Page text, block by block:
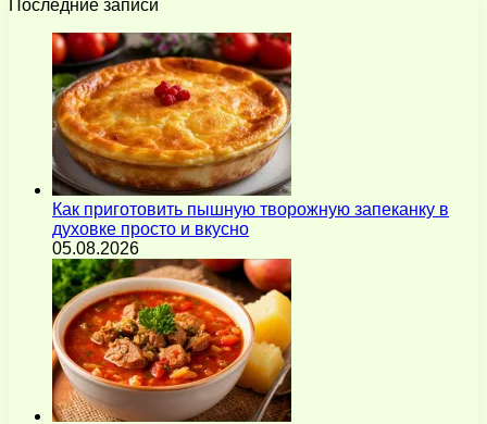
Последние записи
Как приготовить пышную творожную запеканку в
духовке просто и вкусно
05.08.2026